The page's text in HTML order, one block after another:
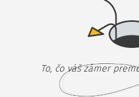
To, čo váš zámer